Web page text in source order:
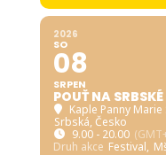
2026
SO
08
SRPEN
POUŤ NA SRBSKÉ
Kaple Panny Marie
Srbská, Česko
9.00 - 20.00
Druh akce Festival,